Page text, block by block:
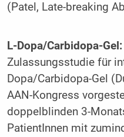
(Patel, Late-breaking
L-Dopa/Carbidopa-Gel:
Zulassungsstudie für
Dopa/Carbidopa-Gel
AAN-Kongress
doppelblinden 3-
PatientInnen mit